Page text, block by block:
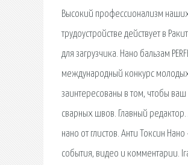
Высокий профессионализм
трудоустройстве действует в
для загрузчика. Нано бальзам
международный конкурс
заинтересованы в том, чтобы ваш
сварных швов. Главный
нано от глистов. Анти Токсин
события, видео и комментарии.